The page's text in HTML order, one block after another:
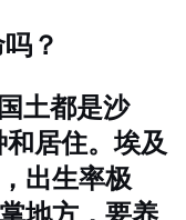
？
土都是沙
居住。埃及
出生率极